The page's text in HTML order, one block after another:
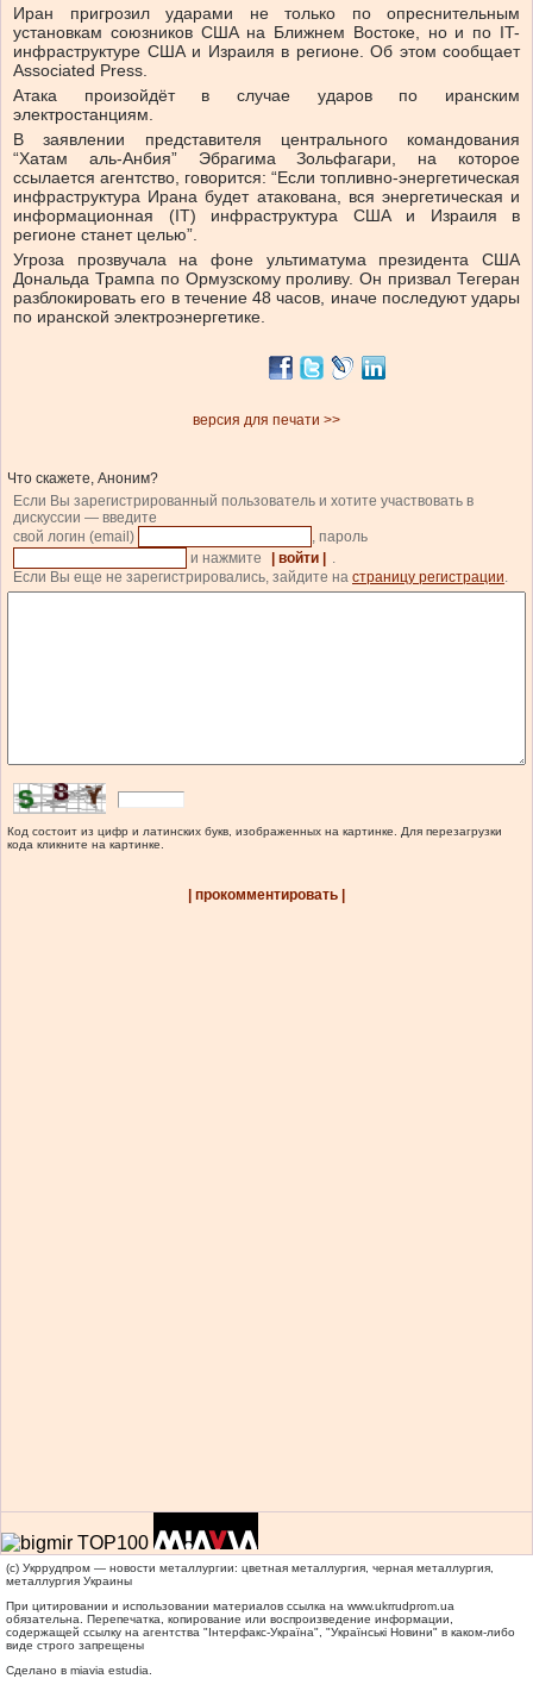
Иран пригрозил ударами не только по опреснительным
установкам союзников США на Ближнем Востоке, но и по IT-
инфраструктуре США и Израиля в регионе. Об этом сообщает
Associated Press.
Атака произойдёт в случае ударов по иранским
электростанциям.
В заявлении представителя центрального командования
“Хатам аль-Анбия” Эбрагима Зольфагари, на которое
ссылается агентство, говорится: “Если топливно-энергетическая
инфраструктура Ирана будет атакована, вся энергетическая и
информационная (IT) инфраструктура США и Израиля в
регионе станет целью”.
Угроза прозвучала на фоне ультиматума президента США
Дональда Трампа по Ормузскому проливу. Он призвал Тегеран
разблокировать его в течение 48 часов, иначе последуют удары
по иранской электроэнергетике.
версия для печати >>
Что скажете, Аноним?
Если Вы зарегистрированный пользователь и хотите участвовать в
дискуссии — введите
свой логин (email)
, пароль
и нажмите
| войти |
.
Если Вы еще не зарегистрировались, зайдите на страницу регистрации.
Код состоит из цифр и латинских букв, изображенных на картинке. Для перезагрузки
кода кликните на картинке.
| прокомментировать |
(c) Укррудпром — новости металлургии: цветная металлургия, черная металлургия,
металлургия Украины
При цитировании и использовании материалов ссылка на www.ukrrudprom.ua
обязательна. Перепечатка, копирование или воспроизведение информации,
содержащей ссылку на агентства "Iнтерфакс-Україна", "Українськi Новини" в каком-либо
виде строго запрещены
Сделано в miavia estudia.